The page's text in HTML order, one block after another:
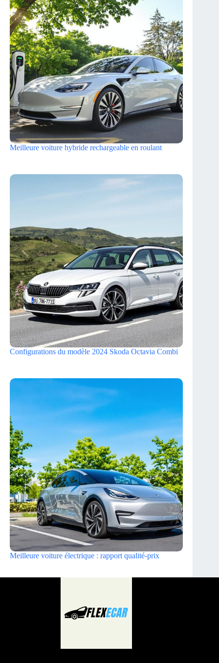
Meilleure voiture hybride rechargeable en roulant
Configurations du modèle 2024 Skoda Octavia Combi
Meilleure voiture électrique : rapport qualité-prix